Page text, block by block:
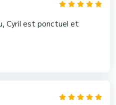
Cyril est ponctuel et